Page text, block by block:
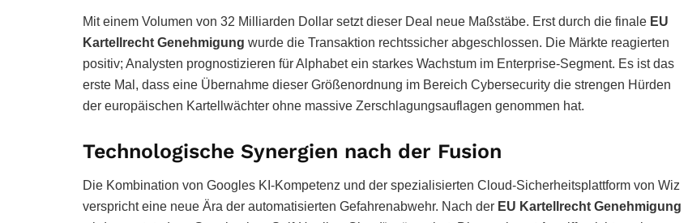
Mit einem Volumen von 32 Milliarden Dollar setzt dieser Deal neue Maßstäbe. Erst durch die finale EU
Kartellrecht Genehmigung wurde die Transaktion rechtssicher abgeschlossen. Die Märkte reagierten
positiv; Analysten prognostizieren für Alphabet ein starkes Wachstum im Enterprise-Segment. Es ist das
erste Mal, dass eine Übernahme dieser Größenordnung im Bereich Cybersecurity die strengen Hürden
der europäischen Kartellwächter ohne massive Zerschlagungsauflagen genommen hat.
Technologische Synergien nach der Fusion
Die Kombination von Googles KI-Kompetenz und der spezialisierten Cloud-Sicherheitsplattform von Wiz
verspricht eine neue Ära der automatisierten Gefahrenabwehr. Nach der EU Kartellrecht Genehmigung